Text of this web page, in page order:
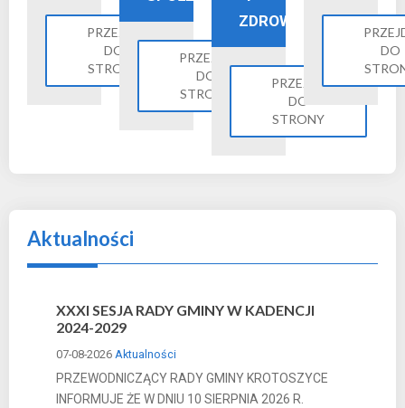
PRZEJDŹ
DO
STRONY
PRZEJDŹ
DO
STRONY
ZDROWIE
PRZEJDŹ
DO
STRONY
DO
Aktualności
XXXI SESJA RADY GMINY W KADENCJI
2024-2029
07-08-2026 Aktualności
PRZEWODNICZĄCY RADY GMINY KROTOSZYCE
INFORMUJE ŻE W DNIU 10 SIERPNIA 2026 R.